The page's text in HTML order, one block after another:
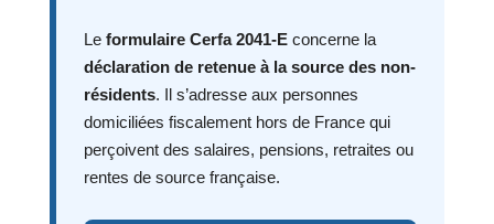
Le formulaire Cerfa 2041-E concerne la
déclaration de retenue à la source des non-
résidents. Il s’adresse aux personnes
domiciliées fiscalement hors de France qui
perçoivent des salaires, pensions, retraites ou
rentes de source française.